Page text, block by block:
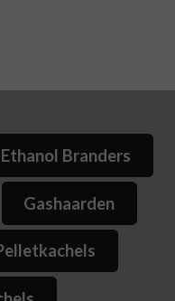
Branders
Gashaarden